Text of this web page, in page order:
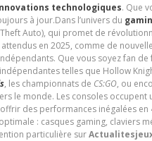
technologiques. Que
à jour.Dans l’univers du
Auto), qui promet de
en 2025, comme de
Que vous soyez fan de
telles que Hollow
, les championnats de CS:GO, ou
le monde. Les consoles occupent
des performances inégalées en
: casques gaming, claviers
particulière sur